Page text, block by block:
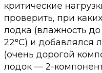
критические
проверить, при
лодка (влажность до
22°С) и добавлялся
(очень дорогой
лодок — 2-